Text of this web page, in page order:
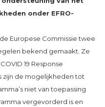
onder EFRO-
Europese Commissie twee
bekend gemaakt. Ze
19 Response
zijn de mogelijkheden tot
niet van toepassing
vergevorderd is en